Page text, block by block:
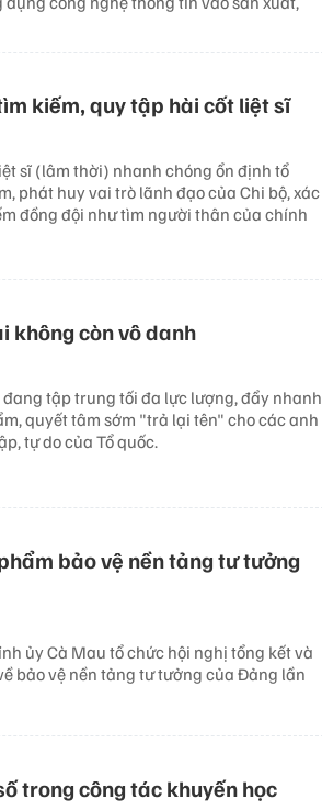
kiếm, quy tập hài cốt liệt sĩ
sĩ (lâm thời) nhanh chóng ổn định tổ
phát huy vai trò lãnh đạo của Chi bộ, xác
đồng đội như tìm người thân của chính
không còn vô danh
tập trung tối đa lực lượng, đẩy nhanh
quyết tâm sớm "trả lại tên" cho các anh
tự do của Tổ quốc.
bảo vệ nền tảng tư tưởng
ủy Cà Mau tổ chức hội nghị tổng kết và
bảo vệ nền tảng tư tưởng của Đảng lần
trong công tác khuyến học